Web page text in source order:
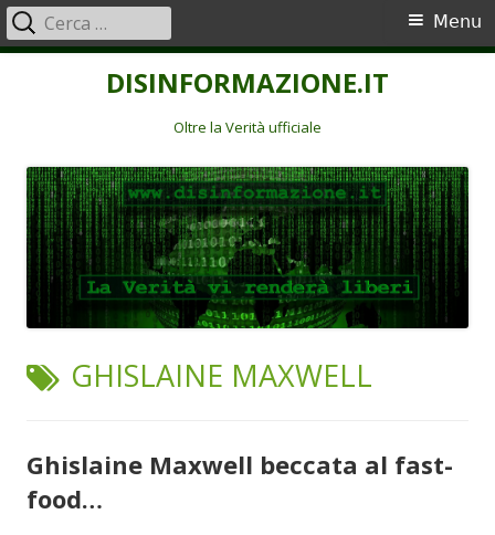
DISINFORMAZIONE.IT
Oltre la Verità ufficiale
Menu
principale
Menu
Ricerca
per:
TAG:
GHISLAINE MAXWELL
Ghislaine Maxwell beccata al fast-
food…